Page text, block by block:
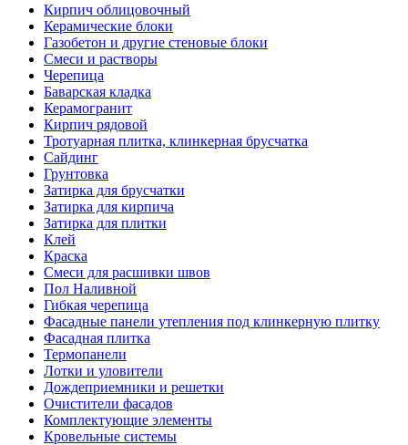
Кирпич облицовочный
Керамические блоки
Газобетон и другие стеновые блоки
Смеси и растворы
Черепица
Баварская кладка
Керамогранит
Кирпич рядовой
Тротуарная плитка, клинкерная брусчатка
Сайдинг
Грунтовка
Затирка для брусчатки
Затирка для кирпича
Затирка для плитки
Клей
Краска
Смеси для расшивки швов
Пол Наливной
Гибкая черепица
Фасадные панели утепления под клинкерную плитку
Фасадная плитка
Термопанели
Лотки и уловители
Дождеприемники и решетки
Очистители фасадов
Комплектующие элементы
Кровельные системы